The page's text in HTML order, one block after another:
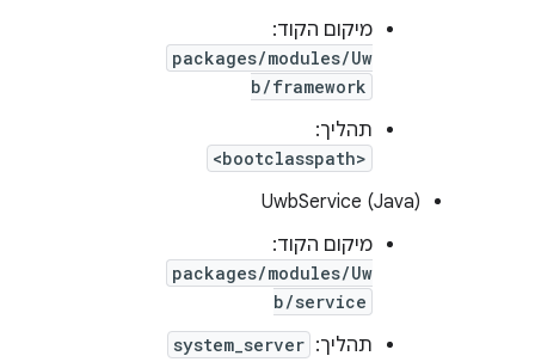
מיקום הקוד:
packages/modules/Uw
b/framework
תהליך:
<bootclasspath>
UwbService (Java)
מיקום הקוד:
packages/modules/Uw
b/service
תהליך: system_server